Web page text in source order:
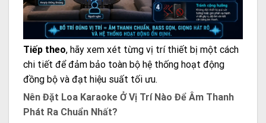
Tiếp theo, hãy xem xét từng vị trí thiết bị một cách
chi tiết để đảm bảo toàn bộ hệ thống hoạt động
đồng bộ và đạt hiệu suất tối ưu.
Nên Đặt Loa Karaoke Ở Vị Trí Nào Để Âm Thanh
Phát Ra Chuẩn Nhất?